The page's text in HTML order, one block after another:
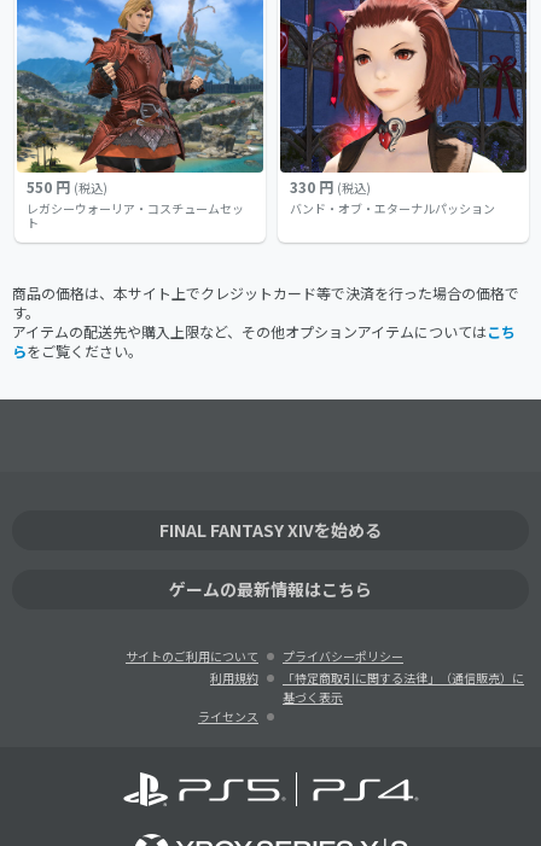
550 円 (税込)
レガシーウォーリア・コスチュームセッ
ト
330 円 (税込)
バンド・オブ・エターナルパッション
商品の価格は、本サイト上でクレジットカード等で決済を行った場合の価格で
す。
アイテムの配送先や購入上限など、その他オプションアイテムについてはこち
らをご覧ください。
FINAL FANTASY XIVを始める
ゲームの最新情報はこちら
サイトのご利用について
プライバシーポリシー
利用規約
「特定商取引に関する法律」（通信販売）に
基づく表示
ライセンス